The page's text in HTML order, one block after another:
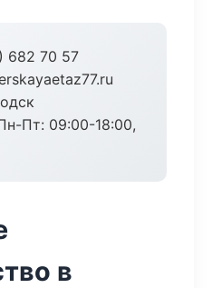
682 70 57
Пт: 09:00-18:00,
в